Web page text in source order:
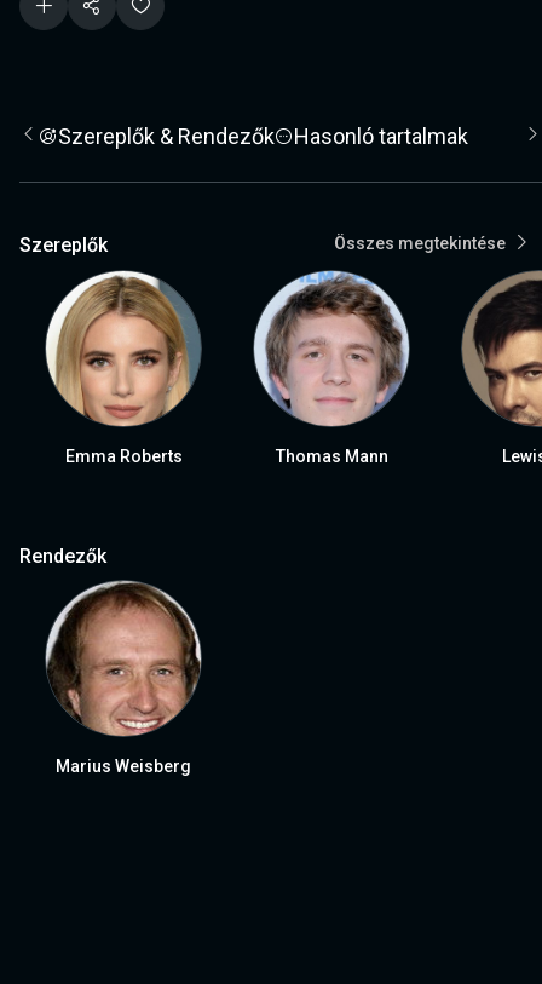
Szereplők & Rendezők Hasonló tartalmak
Szereplők Összes megtekintése
Emma Roberts Thomas Mann
Rendezők
Marius Weisberg